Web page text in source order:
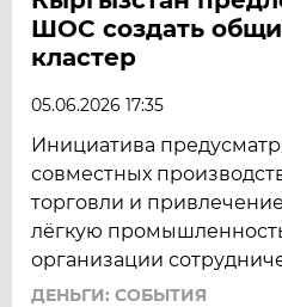
ЯРОСЛАВЛЬ
ШОС создать
кластер
05.06.2026 17:35
Инициатива
совместных
торговли и
лёгкую
организации
ДЕНЬГИ: СОБЫТИЯ